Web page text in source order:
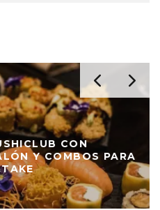
CON
Y COMBOS PARA